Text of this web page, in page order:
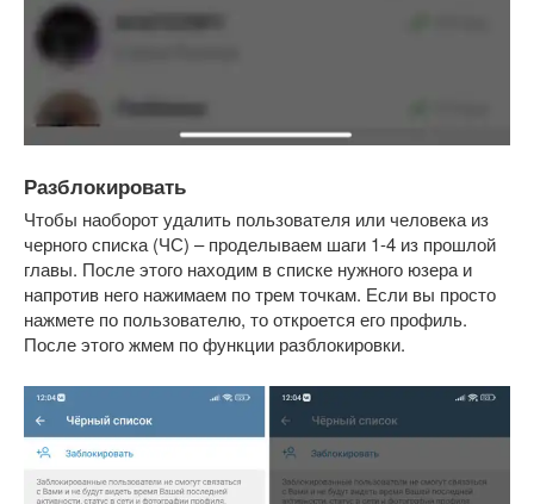
Разблокировать
Чтобы наоборот удалить пользователя или человека из
черного списка (ЧС) – проделываем шаги 1-4 из прошлой
главы. После этого находим в списке нужного юзера и
напротив него нажимаем по трем точкам. Если вы просто
нажмете по пользователю, то откроется его профиль.
После этого жмем по функции разблокировки.